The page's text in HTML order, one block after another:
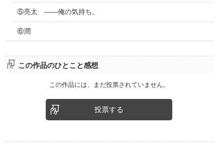
⑤亮太 ――俺の気持ち。
⑥潤
この作品のひとこと感想
この作品には、まだ投票されていません。
投票する